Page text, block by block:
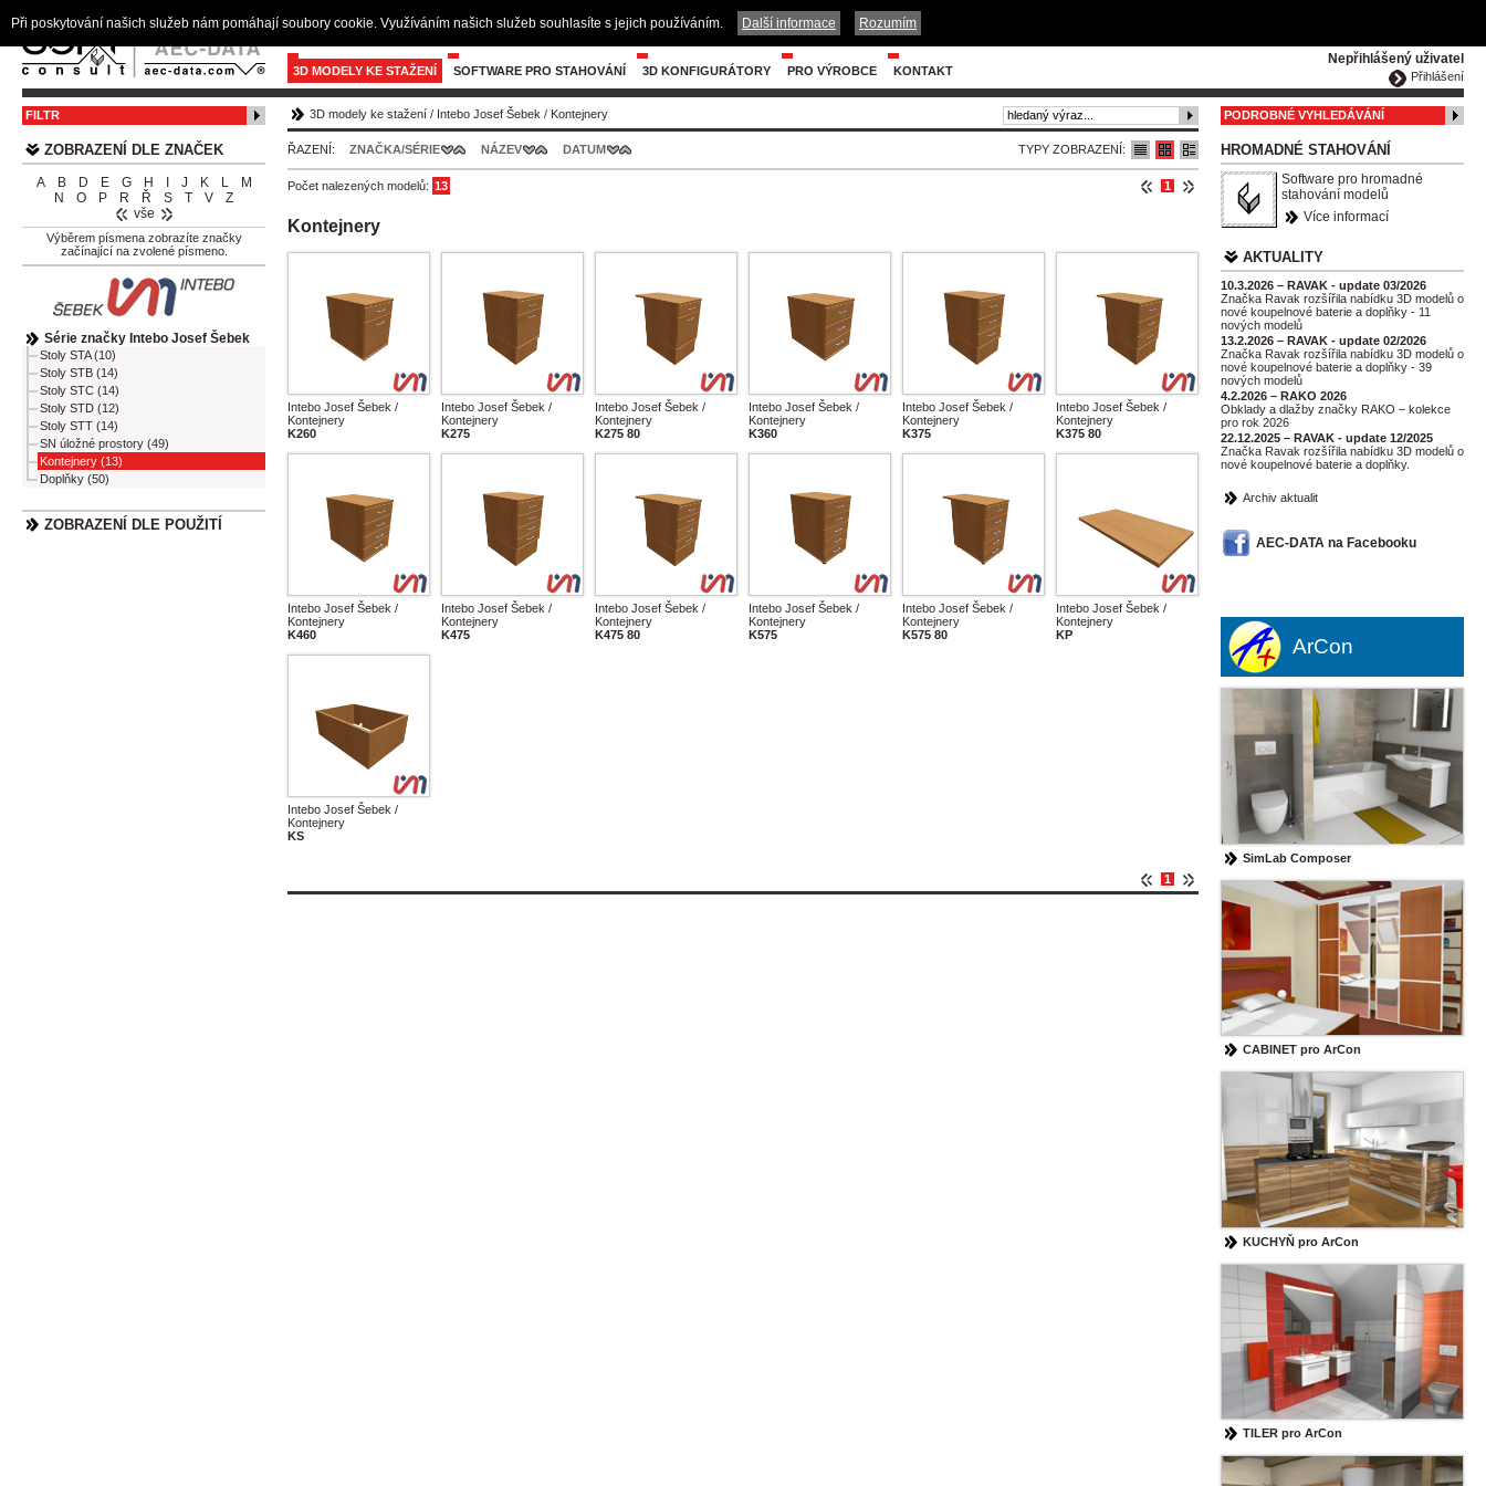
Nepřihlášený uživatel
Přihlášení
3D MODELY KE STAŽENÍ SOFTWARE PRO STAHOVÁNÍ 3D KONFIGURÁTORY PRO VÝROBCE KONTAKT
FILTR
ZOBRAZENÍ DLE ZNAČEK
A B D E G H J K L
M
N
O P R Ř S T V
Z
vše
Výběrem písmena zobrazíte značky
začínající na zvolené písmeno.
Série značky Intebo Josef Šebek
Stoly STA (10)
Stoly STB (14)
Stoly STC (14)
Stoly STD (12)
Stoly STT (14)
SN úložné prostory (49)
Kontejnery (13)
Doplňky (50)
ZOBRAZENÍ DLE POUŽITÍ
3D modely ke stažení / Intebo Josef Šebek / Kontejnery
TYPY ZOBRAZENÍ:
ŘAZENÍ: ZNAČKA/SÉRIE NÁZEV DATUM
1
Počet nalezených modelů: 13
Kontejnery
Intebo Josef Šebek /
Kontejnery
K260
Intebo Josef Šebek /
Kontejnery
K275
Intebo Josef Šebek /
Kontejnery
K275 80
Intebo Josef Šebek /
Kontejnery
K360
Intebo Josef Šebek /
Kontejnery
K375
Intebo Josef Šebek /
Kontejnery
K375 80
Intebo Josef Šebek /
Kontejnery
K460
Intebo Josef Šebek /
Kontejnery
K475
Intebo Josef Šebek /
Kontejnery
K475 80
Intebo Josef Šebek /
Kontejnery
K575
Intebo Josef Šebek /
Kontejnery
K575 80
Intebo Josef Šebek /
Kontejnery
KP
Intebo Josef Šebek /
Kontejnery
KS
1
PODROBNÉ VYHLEDÁVÁNÍ
HROMADNÉ STAHOVÁNÍ
Software pro hromadné
stahování modelů
Více informací
AKTUALITY
10.3.2026 – RAVAK - update 03/2026
Značka Ravak rozšířila nabídku 3D modelů o
nové koupelnové baterie a doplňky - 11
nových modelů
13.2.2026 – RAVAK - update 02/2026
Značka Ravak rozšířila nabídku 3D modelů o
nové koupelnové baterie a doplňky - 39
nových modelů
4.2.2026 – RAKO 2026
Obklady a dlažby značky RAKO – kolekce
pro rok 2026
22.12.2025 – RAVAK - update 12/2025
Značka Ravak rozšířila nabídku 3D modelů o
nové koupelnové baterie a doplňky.
Archiv aktualit
AEC-DATA na Facebooku
ArCon
SimLab Composer
CABINET pro ArCon
KUCHYŇ pro ArCon
TILER pro ArCon
Při poskytování našich služeb nám pomáhají soubory cookie. Využíváním našich služeb souhlasíte s jejich používáním. Další informace Rozumím